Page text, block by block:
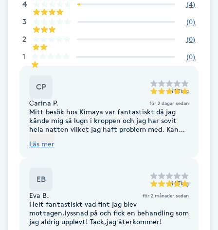
Fotvård
Fransar
Fransborttagning
Fransförlängning
Fransförlängning Megavolym
Fransförlängning Volym
Fransk manikyr
4 (4)
3 (0)
2 (0)
1 (0)
CP till Ting
Carina P. för 2 dagar sedan
Mitt besök hos Kimaya var fantastiskt då jag
kände mig så lugn i kroppen och jag har sovit
hela natten vilket jag haft problem med. Kan
Läs mer
EB till Ting
Eva B. för 2 månader sedan
Helt fantastiskt vad fint jag blev
mottagen,lyssnad på och fick en behandling som
jag aldrig upplevt! Tack,jag återkommer!